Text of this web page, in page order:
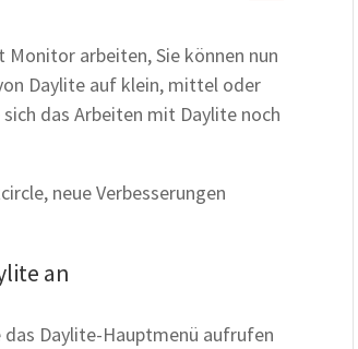
arbeiten, Sie können nun
Daylite auf klein, mittel oder
das Arbeiten mit Daylite noch
neue Verbesserungen
an
das Daylite-Hauptmenü aufrufen